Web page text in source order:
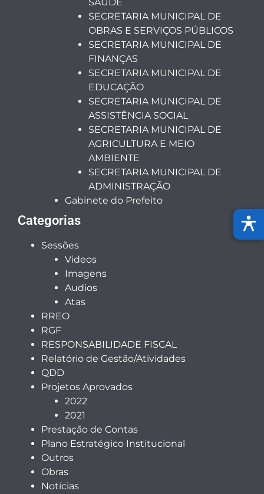
SAÚDE
SECRETARIA MUNICIPAL DE
OBRAS E SERVIÇOS PÚBLICOS
SECRETARIA MUNICIPAL DE
FINANÇAS
SECRETARIA MUNICIPAL DE
EDUCAÇÃO
SECRETARIA MUNICIPAL DE
ASSISTÊNCIA SOCIAL
SECRETARIA MUNICIPAL DE
AGRICULTURA E MEIO
AMBIENTE
SECRETARIA MUNICIPAL DE
ADMINISTRAÇÃO
Gabinete do Prefeito
Categorias
Sessões
Videos
Imagens
Audios
Atas
RREO
RGF
RESPONSABILIDADE FISCAL
Relatório de Gestão/Atividades
QDD
Projetos Aprovados
2022
2021
Prestação de Contas
Plano Estratégico Institucional
Outros
Obras
Notícias